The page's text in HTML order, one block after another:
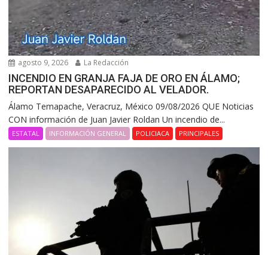
agosto 9, 2026 La Redacción
INCENDIO EN GRANJA FAJA DE ORO EN ÁLAMO;
REPORTAN DESAPARECIDO AL VELADOR.
Álamo Temapache, Veracruz, México 09/08/2026 QUE Noticias
CON información de Juan Javier Roldan Un incendio de...
ESTATAL INFORMACIÓN GENERAL POLICIACA PRINCIPALES